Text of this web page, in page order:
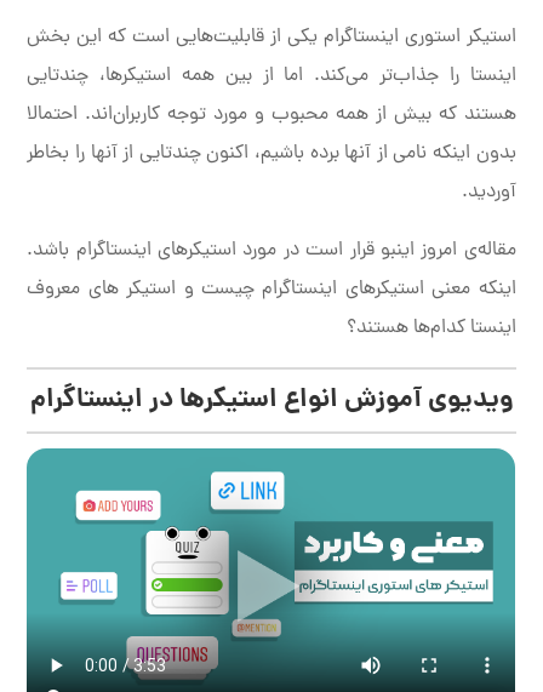
استیکر استوری اینستاگرام یکی از قابلیت‌هایی است که این بخش
اینستا را جذاب‌تر می‌کند. اما از بین همه استیکرها، چندتایی
هستند که بیش از همه محبوب و مورد توجه کاربران‌اند. احتمالا
بدون اینکه نامی از آنها برده باشیم، اکنون چندتایی از آنها را بخاطر
آوردید.
مقاله‌ی امروز اینبو قرار است در مورد استیکرهای اینستاگرام باشد.
اینکه معنی استیکرهای اینستاگرام چیست و استیکر های معروف
اینستا کدام‌ها هستند؟
ویدیوی آموزش انواع استیکر‌ها در اینستاگرام